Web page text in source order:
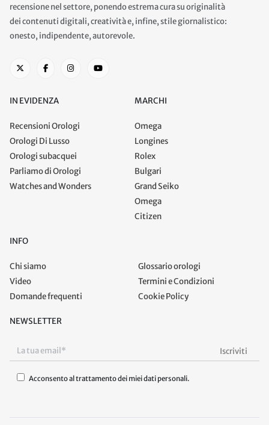
recensione nel settore, ponendo estrema cura su originalità
dei contenuti digitali, creatività e, infine, stile giornalistico:
onesto, indipendente, autorevole.
IN EVIDENZA
Recensioni Orologi
Orologi Di Lusso
Orologi subacquei
Parliamo di Orologi
Watches and Wonders
MARCHI
Omega
Longines
Rolex
Bulgari
Grand Seiko
Omega
Citizen
INFO
Chi siamo
Video
Domande frequenti
Glossario orologi
Termini e Condizioni
Cookie Policy
NEWSLETTER
Acconsento al trattamento dei miei dati personali.